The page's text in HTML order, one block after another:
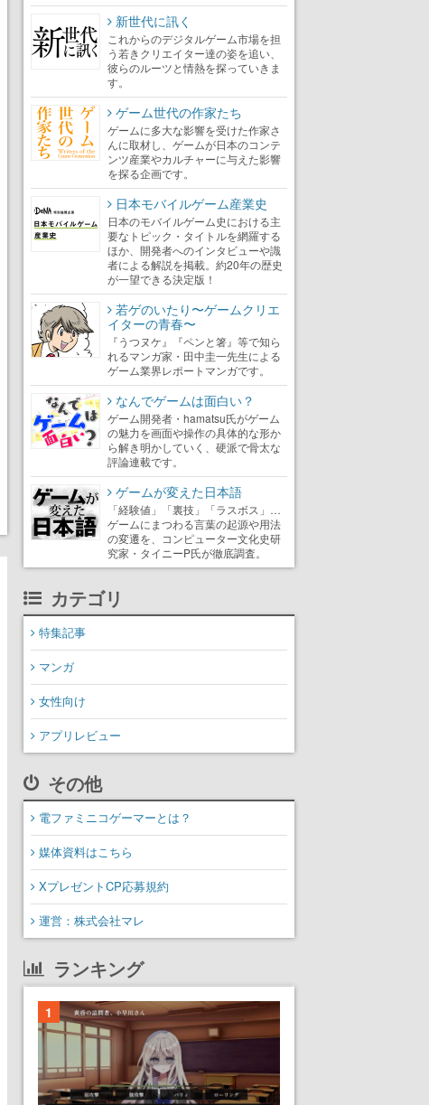
新世代に訊く
これからのデジタルゲーム市場を担
う若きクリエイター達の姿を追い、
彼らのルーツと情熱を探っていきま
す。
ゲーム世代の作家たち
ゲームに多大な影響を受けた作家さ
んに取材し、ゲームが日本のコンテ
ンツ産業やカルチャーに与えた影響
を探る企画です。
日本モバイルゲーム産業史
日本のモバイルゲーム史における主
要なトピック・タイトルを網羅する
ほか、開発者へのインタビューや識
者による解説を掲載。約20年の歴史
が一望できる決定版！
若ゲのいたり〜ゲームクリエ
イターの青春〜
『うつヌケ』『ペンと箸』等で知ら
れるマンガ家・田中圭一先生による
ゲーム業界レポートマンガです。
なんでゲームは面白い？
ゲーム開発者・hamatsu氏がゲーム
の魅力を画面や操作の具体的な形か
ら解き明かしていく、硬派で骨太な
評論連載です。
ゲームが変えた日本語
「経験値」「裏技」「ラスボス」…
ゲームにまつわる言葉の起源や用法
の変遷を、コンピューター文化史研
究家・タイニーP氏が徹底調査。
カテゴリ
特集記事
マンガ
女性向け
アプリレビュー
その他
電ファミニコゲーマーとは？
媒体資料はこちら
XプレゼントCP応募規約
運営：株式会社マレ
ランキング
1